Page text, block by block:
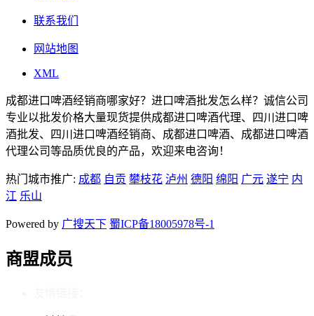
联系我们
网站地图
XML
成都进口啤酒经销商哪家好？进口啤酒批发怎么样？诚信公司
专业以批发价格大量现货提供成都进口啤酒代理、四川进口啤
酒批发、四川进口啤酒经销商、成都进口啤酒、成都进口啤酒
代理公司等品质优良的产品，欢迎来电咨询！
热门城市推广: 成都 自贡 攀枝花 泸州 德阳 绵阳 广元 遂宁 内
江 乐山
Powered by 广搜天下 蜀ICP备18005978号-1
商盟成员